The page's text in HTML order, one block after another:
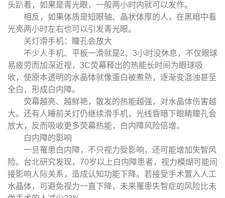
头趴着，如果是青光眼，一般两小时内就可以发作。
相反，如果体质是短眼轴、晶状体厚的人，在黑暗中看
光亮两小时左右也可以引发青光眼。
关灯滑手机：瞳孔会放大
不少人手机、平板一滑就是2、3小时没休息，不仅眼球
易疲劳而加深近视，3C荧幕释出的热能长时间为眼球吸
收，使原本透明的水晶体就像蛋白被煮熟，逐渐变混浊甚至
全白，形成白内障。
荧幕越亮、越鲜艳，散发的热能越强，对水晶体伤害越
大。还有人睡前关灯仍继续滑手机，光线昏暗下眼睛瞳孔会
放大，反而吸收更多荧幕热能，白内障风险倍增。
白内障的影响
一旦罹患白内障，不只视力受影响，还可能增加失智风
险。台北研究发现，70岁以上白内障患者，视力模煳可能间
接影响人际关系，造成认知功能下降。若接受手术置入人工
水晶体，可避免视力一直下降，未来罹患失智症的风险比未